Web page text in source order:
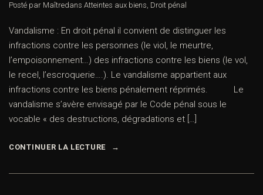
Posté par Maîtredans Atteintes aux biens, Droit pénal
Vandalisme : En droit pénal il convient de distinguer les
infractions contre les personnes (le viol, le meurtre,
l’empoisonnement…) des infractions contre les biens (le vol,
le recel, l’escroquerie….). Le vandalisme appartient aux
infractions contre les biens pénalement réprimés. Le
vandalisme s’avère envisagé par le Code pénal sous le
vocable « des destructions, dégradations et […]
CONTINUER LA LECTURE